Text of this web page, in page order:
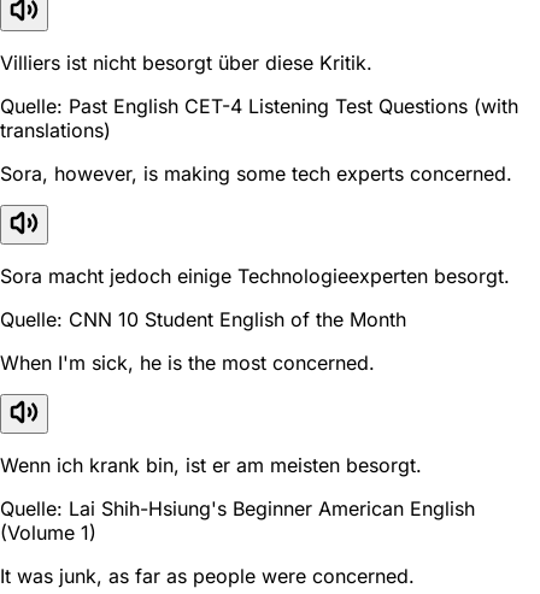
Villiers ist nicht besorgt über diese Kritik.
Quelle: Past English CET-4 Listening Test Questions (with
translations)
Sora, however, is making some tech experts concerned.
Sora macht jedoch einige Technologieexperten besorgt.
Quelle: CNN 10 Student English of the Month
When I'm sick, he is the most concerned.
Wenn ich krank bin, ist er am meisten besorgt.
Quelle: Lai Shih-Hsiung's Beginner American English
(Volume 1)
It was junk, as far as people were concerned.